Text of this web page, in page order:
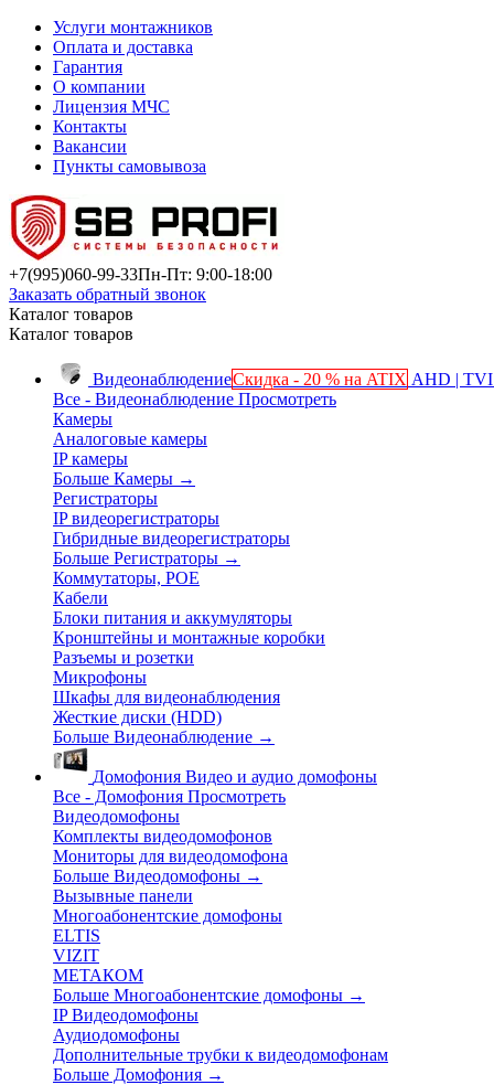
Услуги монтажников
Оплата и доставка
Гарантия
О компании
Лицензия МЧС
Контакты
Вакансии
Пункты самовывоза
+7(995)060-99-33Пн-Пт: 9:00-18:00
Заказать обратный звонок
Каталог товаров
Каталог товаров
ВидеонаблюдениеСкидка - 20 % на ATIX AHD |
Все - Видеонаблюдение Просмотреть
Камеры
Аналоговые камеры
IP камеры
Больше Камеры →
Регистраторы
IP видеорегистраторы
Гибридные видеорегистраторы
Больше Регистраторы →
Коммутаторы, POE
Кабели
Блоки питания и аккумуляторы
Кронштейны и монтажные коробки
Разъемы и розетки
Микрофоны
Шкафы для видеонаблюдения
Жесткие диски (HDD)
Больше Видеонаблюдение →
Домофония Видео и аудио домофоны
Все - Домофония Просмотреть
Видеодомофоны
Комплекты видеодомофонов
Мониторы для видеодомофона
Больше Видеодомофоны →
Вызывные панели
Многоабонентские домофоны
ELTIS
VIZIT
МЕТАКОМ
Больше Многоабонентские домофоны →
IP Видеодомофоны
Аудиодомофоны
Дополнительные трубки к видеодомофонам
Больше Домофония →